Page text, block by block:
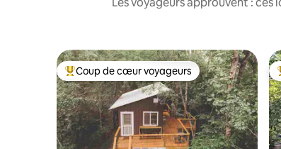
Coups de cœur voyageurs les plus appréciés
Coup de cœur voyageurs